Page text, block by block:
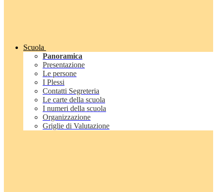
Scuola
Panoramica
Presentazione
Le persone
I Plessi
Contatti Segreteria
Le carte della scuola
I numeri della scuola
Organizzazione
Griglie di Valutazione